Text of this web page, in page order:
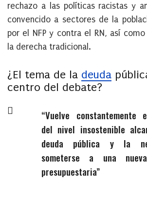
rechazo a las políticas racistas y
convencido a sectores de la
por el NFP y contra el RN, así
la derecha tradicional.
¿El tema de la deuda
centro del debate?
Vuelve constantemente
del nivel insostenible
deuda pública y la
someterse a una
presupuestaria